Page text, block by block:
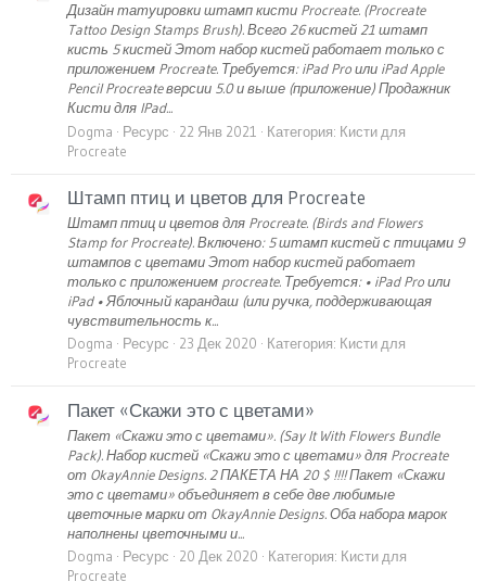
Дизайн татуировки штамп кисти Procreate. (Procreate
Tattoo Design Stamps Brush). Всего 26 кистей 21 штамп
кисть 5 кистей Этот набор кистей работает только с
приложением Procreate. Требуется: iPad Pro или iPad Apple
Pencil Procreate версии 5.0 и выше (приложение) Продажник
Кисти для IPad...
Dogma
Ресурс 22 Янв 2021 Категория: Кисти для
Procreate
Штамп птиц и цветов для Procreate
Штамп птиц и цветов для Procreate. (Birds and Flowers
Stamp for Procreate). Включено: 5 штамп кистей с птицами 9
штампов с цветами Этот набор кистей работает
только с приложением procreate. Требуется: • iPad Pro или
iPad • Яблочный карандаш (или ручка, поддерживающая
чувствительность к...
Dogma
Ресурс 23 Дек 2020 Категория: Кисти для
Procreate
Пакет «Скажи это с цветами»
Пакет «Скажи это с цветами». (Say It With Flowers Bundle
Pack). Набор кистей «Скажи это с цветами» для Procreate
от OkayAnnie Designs. 2 ПАКЕТА НА 20 $ !!!! Пакет «Скажи
это с цветами» объединяет в себе две любимые
цветочные марки от OkayAnnie Designs. Оба набора марок
наполнены цветочными и...
Dogma
Ресурс 20 Дек 2020 Категория: Кисти для
Procreate